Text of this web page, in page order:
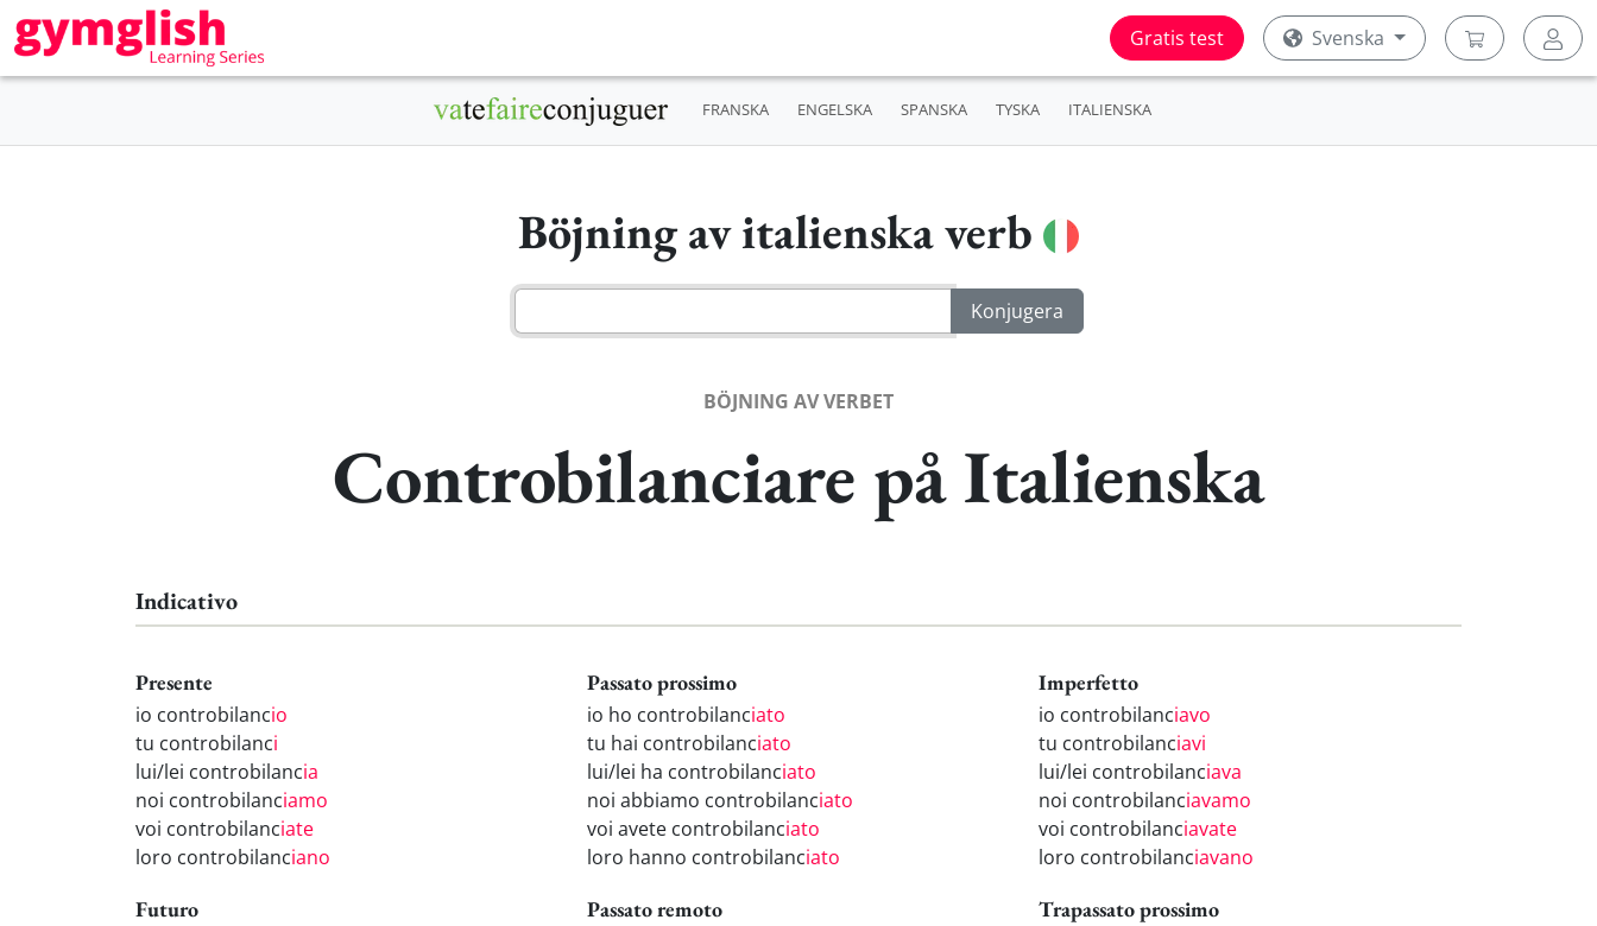
Gratis test Svenska
FRANSKA ENGELSKA SPANSKA TYSKA ITALIENSKA
Böjning av italienska verb
BÖJNING AV VERBET
Controbilanciare på Italienska
Indicativo
Presente
io controbilancio
tu controbilanci
lui/lei controbilancia
noi controbilanciamo
voi controbilanciate
loro controbilanciano
Passato prossimo
io ho controbilanciato
tu hai controbilanciato
lui/lei ha controbilanciato
noi abbiamo controbilanciato
voi avete controbilanciato
loro hanno controbilanciato
Imperfetto
io controbilanciavo
tu controbilanciavi
lui/lei controbilanciava
noi controbilanciavamo
voi controbilanciavate
loro controbilanciavano
Futuro Passato remoto Trapassato prossimo